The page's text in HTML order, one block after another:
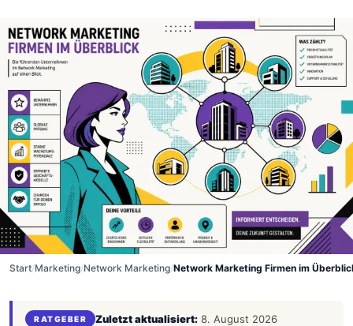
Start/Marketing/Network Marketing/Network Marketing Firmen im
RATGEBER Zuletzt aktualisiert: 8. August 2026